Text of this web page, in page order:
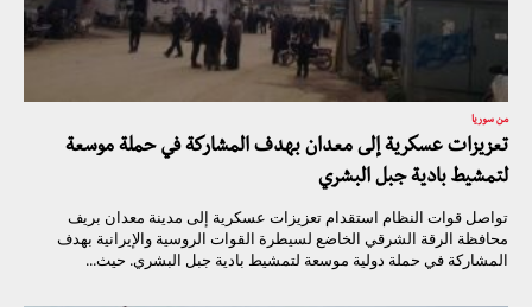
من سوريا
تعزيزات عسكرية إلى معدان بهدف المشاركة في حملة موسعة
لتمشيط بادية جبل البشري
تواصل قوات النظام استقدام تعزيزات عسكرية إلى مدينة معدان بريف
محافظة الرقة الشرقي الخاضع لسيطرة القوات الروسية والإيرانية بهدف
المشاركة في حملة دولية موسعة لتمشيط بادية جبل البشري. حيث...